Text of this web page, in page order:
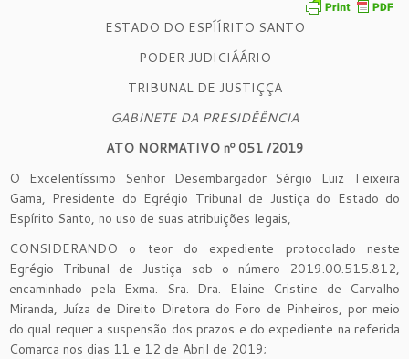
ESTADO DO ESPÍÍRITO SANTO
PODER JUDICIÁÁRIO
TRIBUNAL DE JUSTIÇÇA
GABINETE DA PRESIDÊÊNCIA
ATO NORMATIVO nº 051 /2019
O Excelentíssimo Senhor Desembargador Sérgio Luiz Teixeira
Gama, Presidente do Egrégio Tribunal de Justiça do Estado do
Espírito Santo, no uso de suas atribuições legais,
CONSIDERANDO o teor do expediente protocolado neste
Egrégio Tribunal de Justiça sob o número 2019.00.515.812,
encaminhado pela Exma. Sra. Dra. Elaine Cristine de Carvalho
Miranda, Juíza de Direito Diretora do Foro de Pinheiros, por meio
do qual requer a suspensão dos prazos e do expediente na referida
Comarca nos dias 11 e 12 de Abril de 2019;